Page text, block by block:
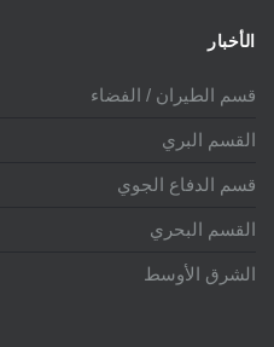
الأخبار
قسم الطيران / الفضاء
القسم البري
قسم الدفاع الجوي
القسم البحري
الشرق الأوسط